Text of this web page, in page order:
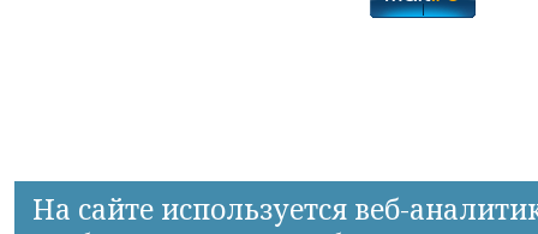
На сайте используется веб-